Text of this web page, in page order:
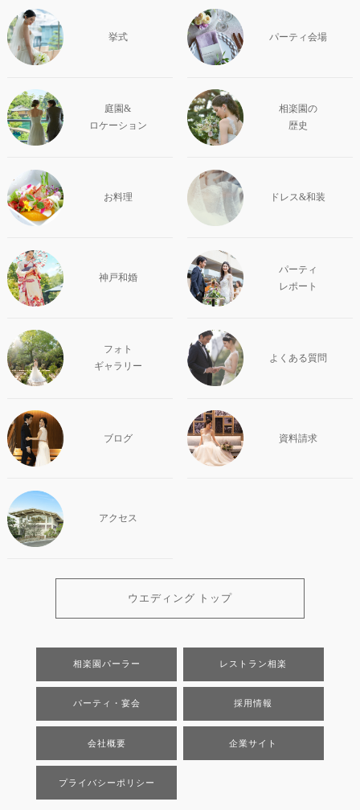
挙式 パーティ会場
庭園&
ロケーション
相楽園の
歴史
お料理 ドレス&和装
神戸和婚
パーティ
レポート
フォト
ギャラリー
よくある質問
ブログ 資料請求
アクセス
ウエディング トップ
相楽園パーラー レストラン相楽
パーティ・宴会 採用情報
会社概要 企業サイト
プライバシーポリシー